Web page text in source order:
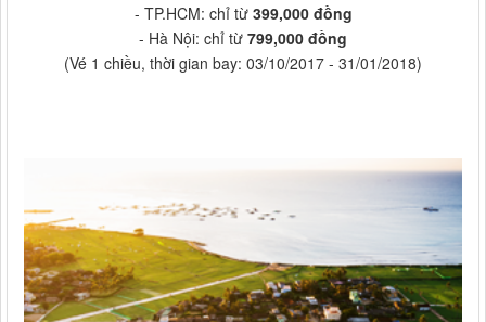
- TP.HCM: chỉ từ 399,000 đồng
- Hà Nội: chỉ từ 799,000 đồng
(Vé 1 chiều, thời gian bay: 03/10/2017 - 31/01/2018)